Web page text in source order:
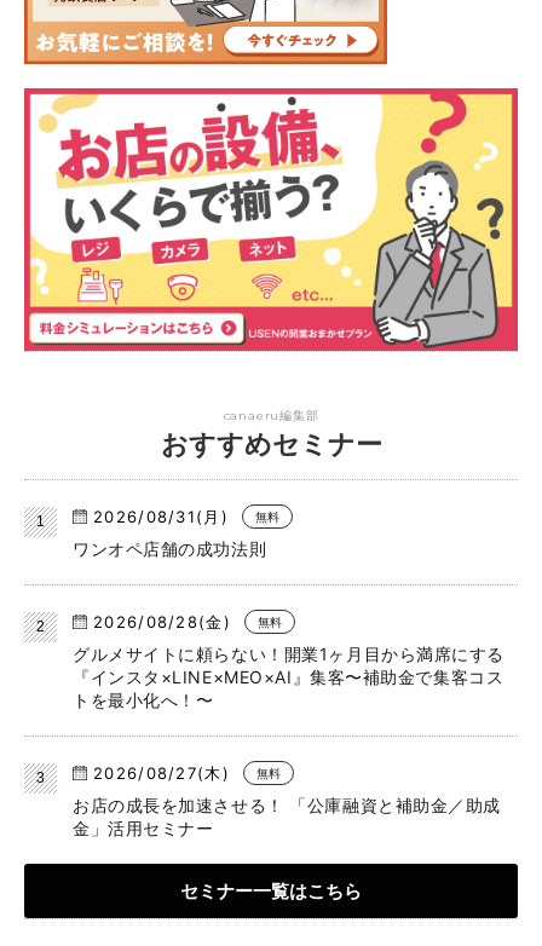
canaeru編集部
おすすめセミナー
2026/08/31(月) 無料
ワンオペ店舗の成功法則
2026/08/28(金) 無料
グルメサイトに頼らない！開業1ヶ月目から満席にする
『インスタ×LINE×MEO×AI』集客〜補助金で集客コス
トを最小化へ！〜
2026/08/27(木) 無料
お店の成長を加速させる！ 「公庫融資と補助金／助成
金」活用セミナー
セミナー一覧はこちら